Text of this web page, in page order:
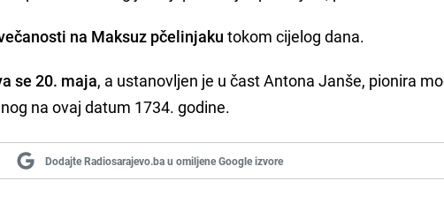
na Maksuz pčelinjaku tokom cijelog dana.
se 20. maja, a ustanovljen je u čast Antona Janše, pionira
na ovaj datum 1734. godine.
Dodajte Radiosarajevo.ba u omiljene Google izvore